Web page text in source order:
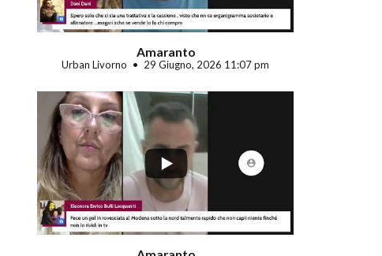
Amaranto
Urban Livorno 29 Giugno, 2026 11:07 pm
...